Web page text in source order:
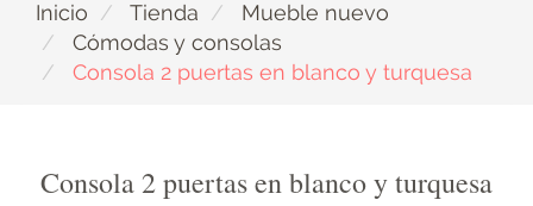
Inicio Tienda
Mueble nuevo
Cómodas y consolas
Consola 2 puertas en blanco y turquesa
Consola 2 puertas en blanco y turquesa